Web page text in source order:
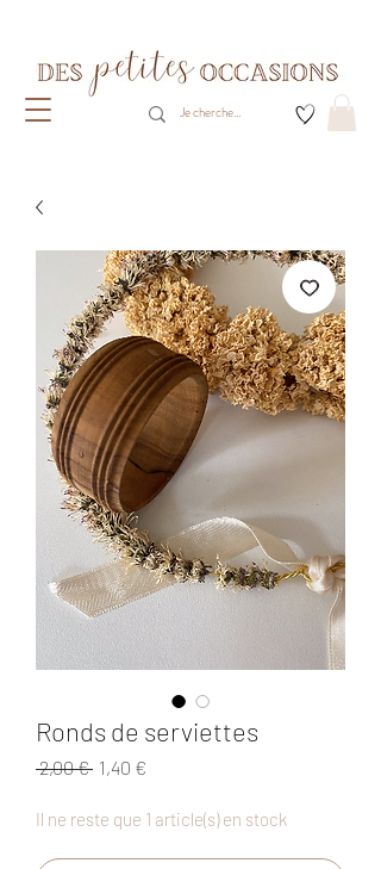
Ronds de serviettes
2,00 € Prix
1,40 €
Il ne reste que 1 article(s) en stock